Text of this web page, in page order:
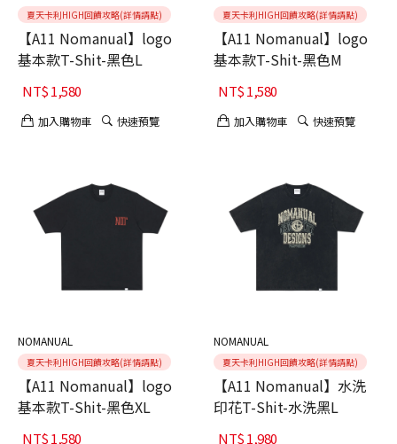
夏天卡利HIGH回饋攻略(詳情請點)
【A11 Nomanual】logo
基本款T-Shit-黑色L
NT$1,580
加入購物車 快速預覽
夏天卡利HIGH回饋攻略(詳情請點)
【A11 Nomanual】logo
基本款T-Shit-黑色M
NT$1,580
加入購物車 快速預覽
NOMANUAL
夏天卡利HIGH回饋攻略(詳情請點)
【A11 Nomanual】logo
基本款T-Shit-黑色XL
NT$1,580
NOMANUAL
夏天卡利HIGH回饋攻略(詳情請點)
【A11 Nomanual】水洗
印花T-Shit-水洗黑L
NT$1,980